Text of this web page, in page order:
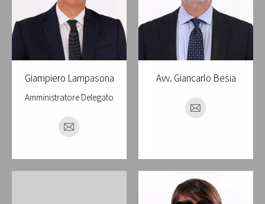
Giampiero Lampasona
Amministratore Delegato
E-
Avv. Giancarlo Besia
E-